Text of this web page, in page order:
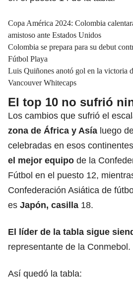
Copa América 2024: Colombia
amistoso ante Estados Unidos
Colombia se prepara para su debut
Fútbol Playa
Luis Quiñones anotó gol en la victoria
Vancouver Whitecaps
El top 10 no sufrió
Los cambios que sufrió el
zona de África y Asía luego
celebradas en esos
el mejor equipo de la
Fútbol en el puesto 12,
Confederación Asiática de
es Japón, casilla 18.
El líder de la tabla sigue
representante de la Conmebol.
Así quedó la tabla: